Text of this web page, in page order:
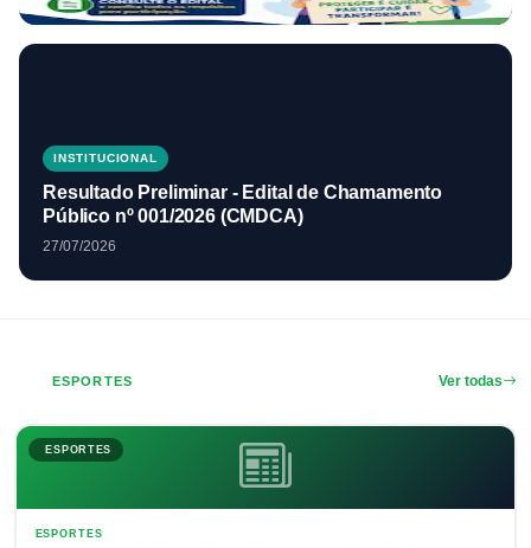
INSTITUCIONAL
Resultado Preliminar - Edital de Chamamento
Público nº 001/2026 (CMDCA)
27/07/2026
ESPORTES Ver todas
ESPORTES
ESPORTES